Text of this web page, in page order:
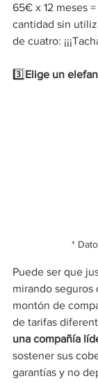
65€ x 12 meses
cantidad sin
de cuatro:
3️⃣ Elige un
*
Puede ser que
mirando seguros
montón de
de tarifas
una compañía
sostener sus
garantías y no